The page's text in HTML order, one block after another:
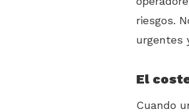
riesgos.
urgentes
El
Cuando